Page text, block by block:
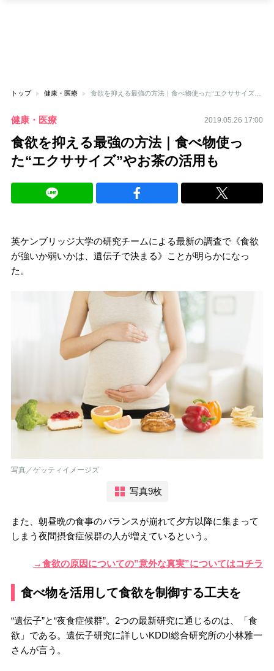
トップ 健康・医療 食欲を抑える最強の方法｜食べ物使った“エクササイズ”やお茶の活用も
健康・医療 2019.05.26 17:00
食欲を抑える最強の方法｜食べ物使っ
た“エクササイズ”やお茶の活用も
英ケンブリッジ大学の研究チームによる最新の調査で《食欲
が強いか弱いかは、遺伝子で決まる》ことが明らかになっ
た。
写真／ゲッティイメージズ
写真9枚
また、朝昼晩の食事のバランスが崩れて夕方以降に集まって
しまう夜間摂食症候群の人が増えているという。
→食欲の原因についての”意外な真実”についてはコチラ
食べ物を活用して食欲を制御する工夫を
“遺伝子”と“夜食症候群”。2つの最新研究に通じるのは、「食
欲」である。遺伝子研究に詳しいKDDI総合研究所の小林雅一
さんが言う。